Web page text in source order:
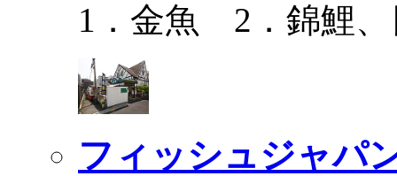
1．金魚 2．錦鯉、
フィッシュジャパ